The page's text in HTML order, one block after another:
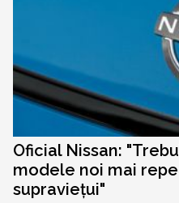
Oficial Nissan:
modele noi mai
supraviețui"